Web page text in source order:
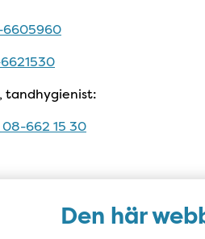
Den här
tandhygienist:
08-662 15 30